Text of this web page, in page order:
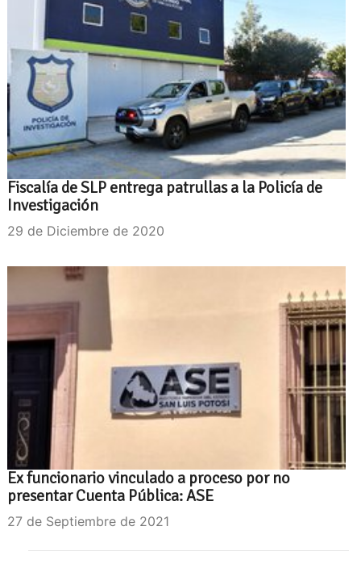
Fiscalía de SLP entrega patrullas a la Policía de
Investigación
29 de Diciembre de 2020
Ex funcionario vinculado a proceso por no
presentar Cuenta Pública: ASE
27 de Septiembre de 2021